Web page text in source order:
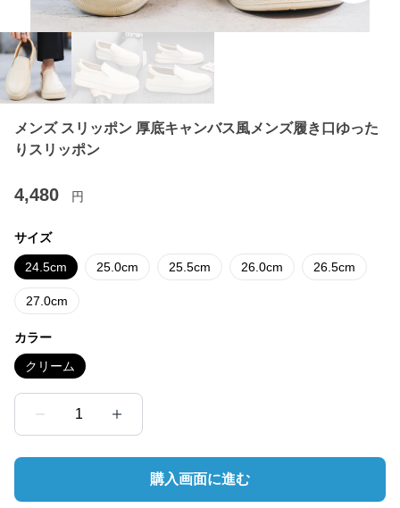
メンズ スリッポン 厚底キャンバス風メンズ履き口ゆった
りスリッポン
4,480 円
サイズ
24.5cm 25.0cm 25.5cm 26.0cm 26.5cm
27.0cm
カラー
クリーム
1
購入画面に進む